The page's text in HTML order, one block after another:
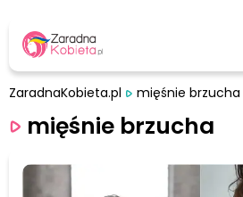
ZaradnaKobieta.pl mięśnie brzucha
mięśnie brzucha